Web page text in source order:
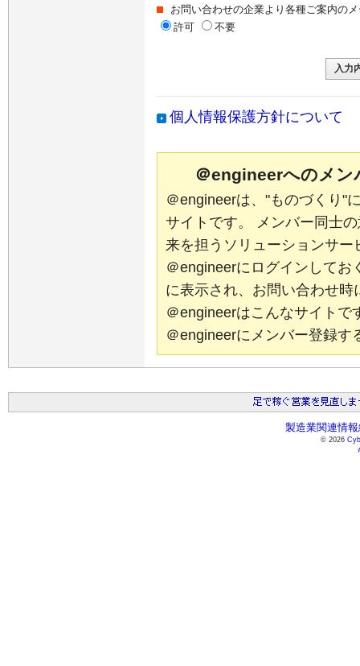
お問い合わせの企業より各種ご案内の
許可
不要
個人情報保護方針について
＠engineerへのメン
＠engineerは、"ものづくり"
サイトです。 メンバー同士
来を担うソリューションサ
＠engineerにログインしてお
に表示され、お問い合わせ時
＠engineerはこんなサイ
＠engineerにメンバー登
製造業関連情
© 2026